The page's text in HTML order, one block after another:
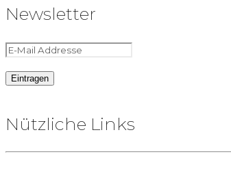
Newsletter
Nützliche Links